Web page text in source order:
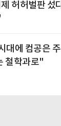
허허벌판
대에 컴공은
철학과로"